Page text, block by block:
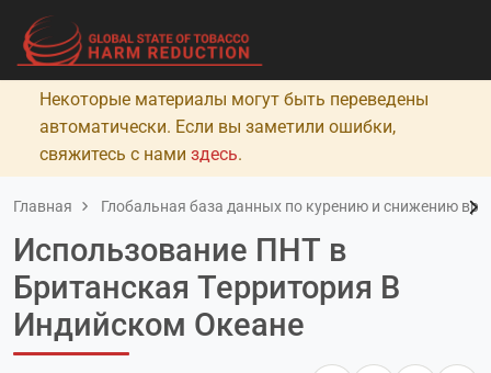
Некоторые материалы могут быть переведены
автоматически. Если вы заметили ошибки,
свяжитесь с нами здесь.
Главная Глобальная база данных по курению и снижению
Использование ПНТ в
Британская Территория В
Индийском Океане